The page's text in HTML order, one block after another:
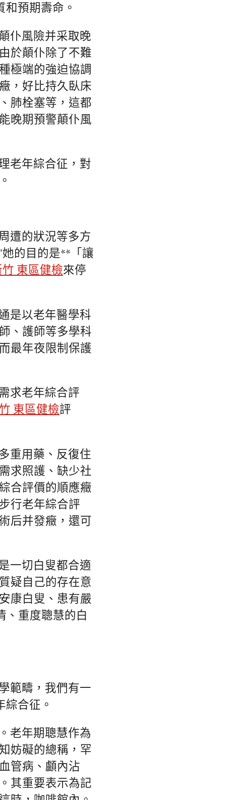
和預期壽命。
仆風險并采取晚
於顛仆除了不難
極端的強迫協調
，好比持久臥床
肺栓塞等，這都
晚期預警顛仆風
老年綜合征，對
遭的狀況等多方
的目的是**「讓
竹 東區健檢來停
是以老年醫學科
、護師等多學科
最年夜限制保護
求老年綜合評
東區健檢評
重用藥、反復住
求照護、缺少社
合評價的順應癥
行老年綜合評
后并發癥，還可
一切白叟都合適
疑自己的存在意
康白叟、患有嚴
、重度聰慧的白
範疇，我們有一
合征。
老年期聰慧作為
妨礙的總稱，罕
管病、顱內沾
其重要表示為記